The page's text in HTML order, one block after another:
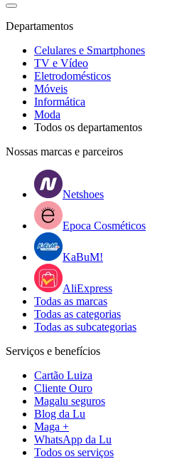
Departamentos
Celulares e Smartphones
TV e Vídeo
Eletrodomésticos
Móveis
Informática
Moda
Todos os departamentos
Nossas marcas e parceiros
Netshoes
Epoca Cosméticos
KaBuM!
AliExpress
Todas as marcas
Todas as categorias
Todas as subcategorias
Serviços e benefícios
Cartão Luiza
Cliente Ouro
Magalu seguros
Blog da Lu
Maga +
WhatsApp da Lu
Todos os serviços